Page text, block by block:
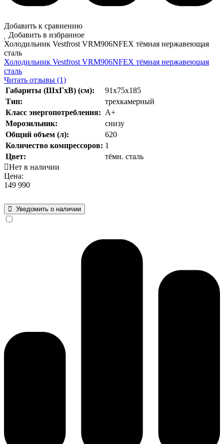
Добавить к сравнению
Добавить в избранное
Холодильник Vestfrost VRM906NFEX тёмная нержавеющая
сталь
Холодильник Vestfrost VRM906NFEX тёмная нержавеющая
сталь
Читать отзывы (1)
Габариты (ШхГхВ) (см):
91x75x185
Тип:
трехкамерный
Класс энергопотребления: А+
Морозильник:
снизу
Общий объем (л):
620
Количество компрессоров: 1
Цвет:
тёмн. сталь
Нет в наличии
Цена:
149 990
Уведомить о наличии